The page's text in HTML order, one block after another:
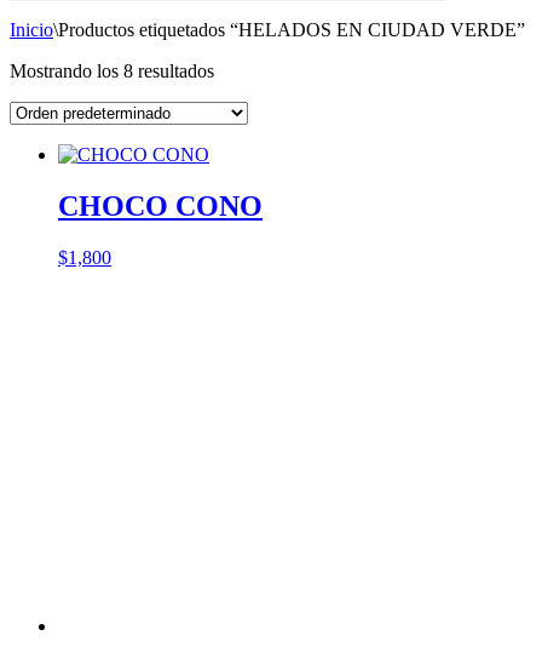
Inicio\Productos etiquetados “HELADOS EN CIUDAD VERDE”
Mostrando los 8 resultados
CHOCO CONO
$1,800